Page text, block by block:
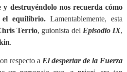
y destruyéndolo nos recuerda cómo
el equilibrio. Lamentablemente, esta
Terrio, guionista del Episodio IX,
.
respecto a El despertar de la Fuerza